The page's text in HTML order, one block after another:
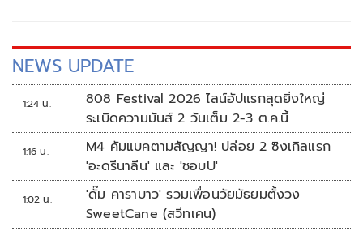
NEWS UPDATE
1:24 น.
808 Festival 2026 ไลน์อัปแรกสุดยิ่งใหญ่
ระเบิดความมันส์ 2 วันเต็ม 2-3 ต.ค.นี้
1:16 น.
M4 คัมแบคตามสัญญา! ปล่อย 2 ซิงเกิลแรก
'อะดรีนาลีน' และ 'ชอบU'
1:02 น.
'ดั๊ม คาราบาว' รวมเพื่อนวัยมัธยมตั้งวง
SweetCane (สวีทเคน)